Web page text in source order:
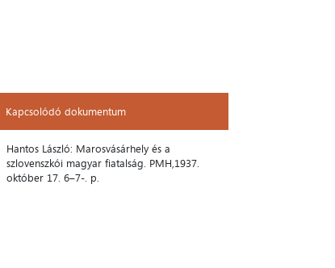
Kapcsolódó dokumentum
Hantos László: Marosvásárhely és a
szlovenszkói magyar fiatalság. PMH,1937.
október 17. 6–7-. p.